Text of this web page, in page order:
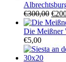
€300,00
Preis
war:
€
Die Meißner
€5,00